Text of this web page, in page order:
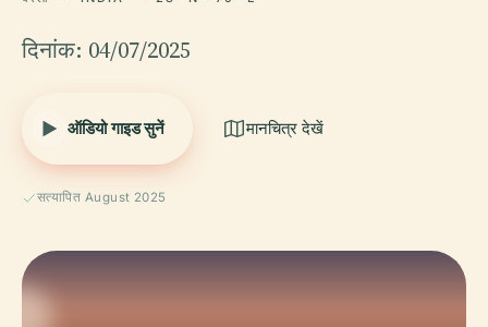
दिनांक: 04/07/2025
ऑडियो गाइड सुनें मानचित्र देखें
सत्यापित August 2025